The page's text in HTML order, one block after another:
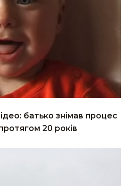
батько знімав процес
20 років